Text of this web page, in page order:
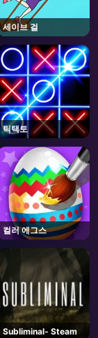
세이브 걸
틱택토
컬러 에그스
Subliminal- Steam